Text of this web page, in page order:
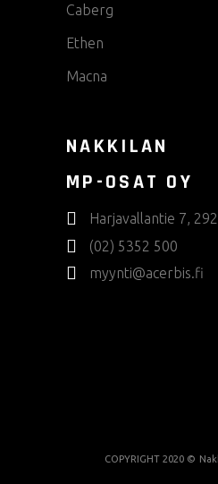
Caberg
Ethen
Macna
NAKKILAN
MP-OSAT OY
Harjavallantie 7,
(02) 5352 500
myynti@acerbis.fi
COPYRIGHT 2020 ©